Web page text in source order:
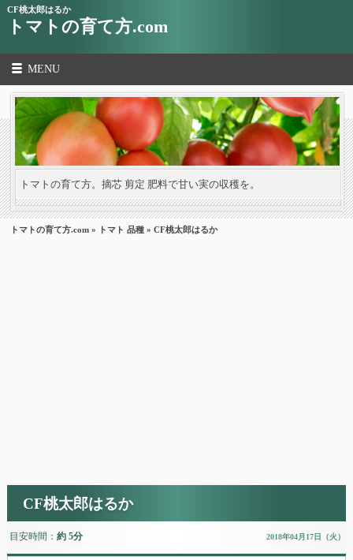
CF桃太郎はるか
トマトの育て方.com
MENU
トマトの育て方。摘芯 剪定 肥料で甘い実の収穫を。
トマトの育て方.com » トマト 品種 » CF桃太郎はるか
CF桃太郎はるか
目安時間： 約 5分 2018年04月17日（火）